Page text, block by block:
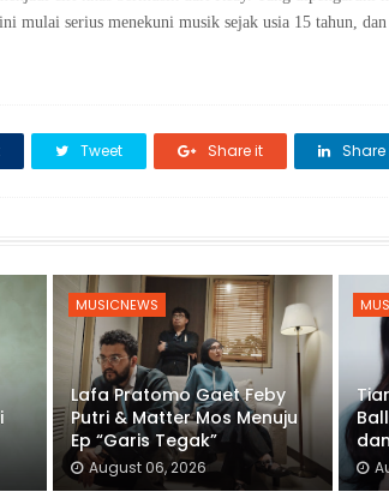
mulai serius menekuni musik sejak usia 15 tahun, dan
Tweet Share it Share
MUSICNEWS
Lafa Pratomo Gaet Feby
Putri & Matter Mos Menuju
Ep “Garis Tegak”
August 06, 2026